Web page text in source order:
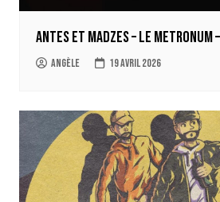
Antes et Madzes – le Metronum
Angèle 19 avril 2026